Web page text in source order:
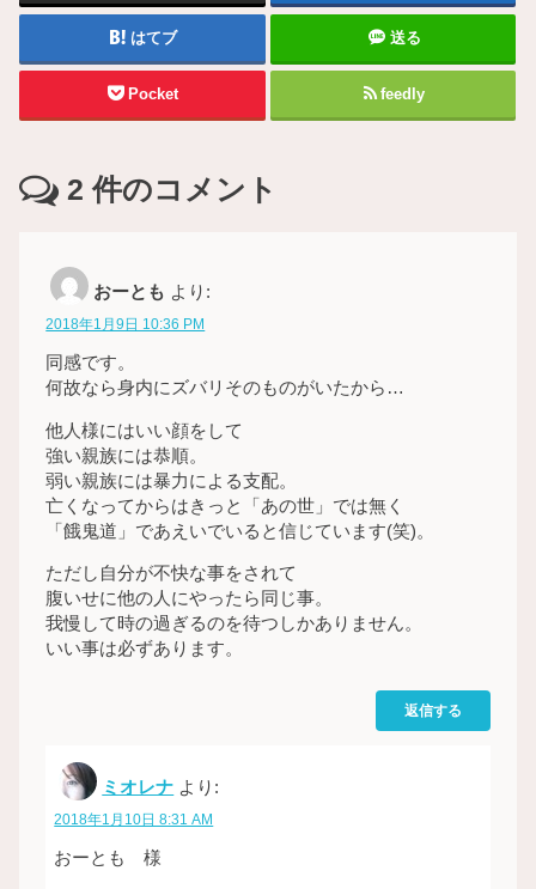
はてブ 送る
Pocket feedly
2 件のコメント
おーとも より:
2018年1月9日 10:36 PM
同感です。
何故なら身内にズバリそのものがいたから…
他人様にはいい顔をして
強い親族には恭順。
弱い親族には暴力による支配。
亡くなってからはきっと「あの世」では無く
「餓鬼道」であえいでいると信じています(笑)。
ただし自分が不快な事をされて
腹いせに他の人にやったら同じ事。
我慢して時の過ぎるのを待つしかありません。
いい事は必ずあります。
返信する
ミオレナ より:
2018年1月10日 8:31 AM
おーとも 様